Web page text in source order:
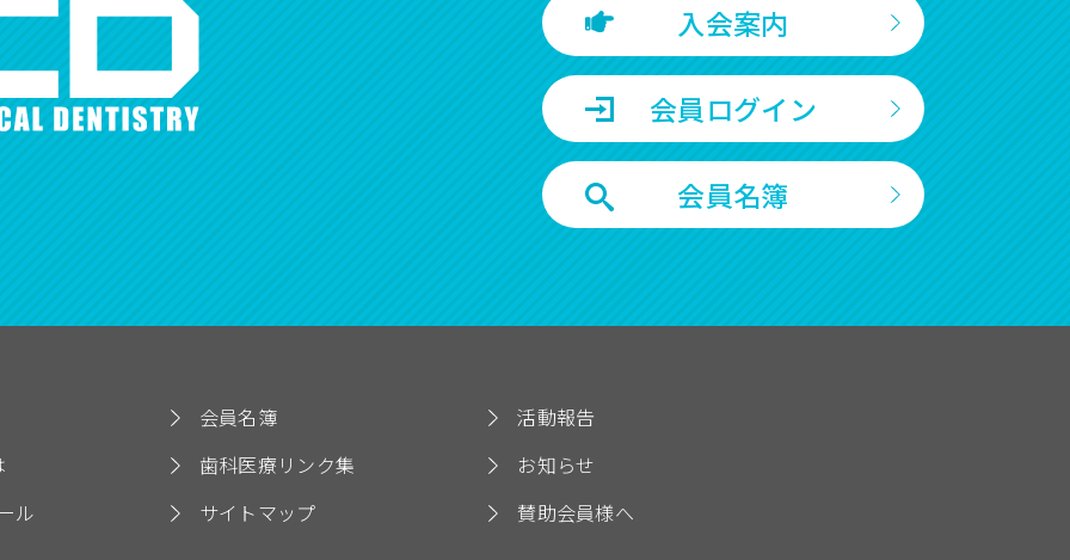
入会案内
会員ログイン
会員名簿
ル
会員名簿
歯科医療リンク集
サイトマップ
活動報告
お知らせ
賛助会員様へ